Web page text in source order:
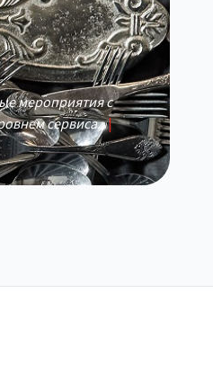
мероприятия с
сервиса. |